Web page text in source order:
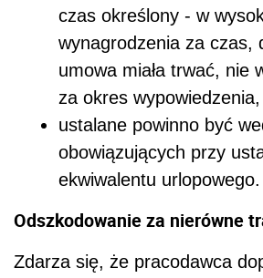
czas określony - w
wynagrodzenia za czas,
umowa miała trwać, nie
za okres wypowiedzenia,
ustalane powinno być
obowiązujących przy
ekwiwalentu urlopowego.
Odszkodowanie za nierówne
Zdarza się, że pracodawca